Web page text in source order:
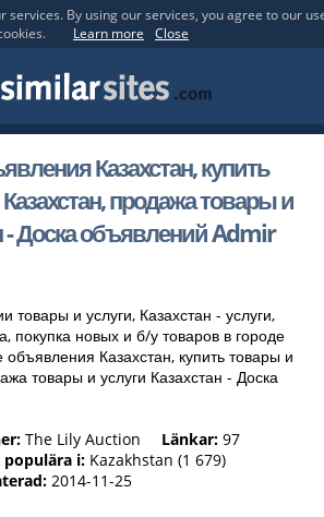
services. By using our services, you agree to our
Learn more Close
Казахстан, купить
продажа товары и
- Доска объявлений Admir
товары и услуги, Казахстан - услуги,
покупка новых и б/у товаров в городе
Казахстан, купить товары и
товары и услуги Казахстан - Доска
The Lily Auction Länkar: 97
populära i: Kazakhstan (1 679)
2014-11-25